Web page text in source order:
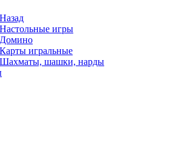
Назад
Настольные игры
Домино
Карты игральные
Шахматы, шашки, нарды